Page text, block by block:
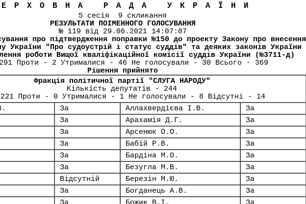
РАДА УКРАЇНИ
5 сесія 9 скликання
РЕЗУЛЬТАТИ ПОІМЕННОГО ГОЛОСУВАННЯ
№ 119 від 29.06.2021 14:07:07
про підтвердження поправки №150 до проекту Закону про внесення
України "Про судоустрій і статус суддів" та деяких законів України
роботи Вищої кваліфікаційної комісії суддів України (№3711-д)
Проти - 2 Утрималися - 46 Не голосували - 30 Всього - 369
Рішення прийнято
Фракція політичної партії "СЛУГА НАРОДУ"
Кількість депутатів - 244
Проти - 0 Утрималися - 1 Не голосували - 8 Відсутні - 14
За Аллахвердієва І.В.
За
За Арахамія Д.Г.
За
За Арсенюк О.О.
За
За Бабій Р.В.
За
За Бардіна М.О.
За
За Безугла М.В.
За
Відсутній Березін М.Ю.
За
За Богданець А.В.
За